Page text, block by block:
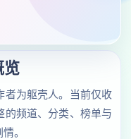
览
者为躯壳人。当前仅收
的频道、分类、榜单与
。